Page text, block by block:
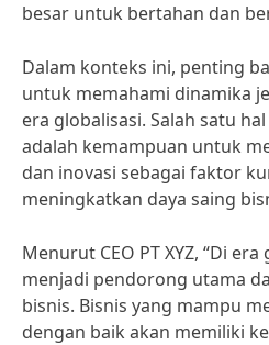
besar untuk bertahan dan
Dalam konteks ini, penting
untuk memahami dinamika
era globalisasi. Salah satu
adalah kemampuan untuk
dan inovasi sebagai faktor
meningkatkan daya saing
Menurut CEO PT XYZ, “Di
menjadi pendorong utama
bisnis. Bisnis yang mampu
dengan baik akan memiliki